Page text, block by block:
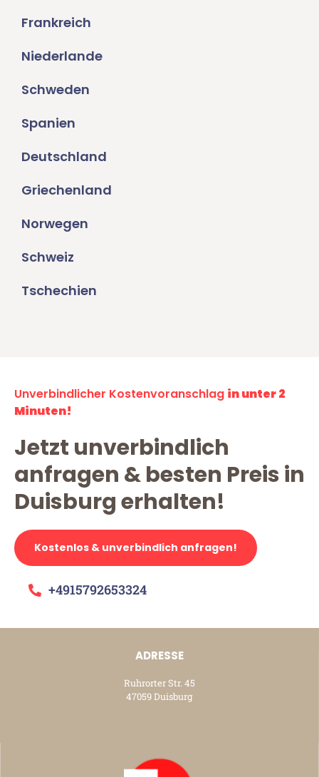
Frankreich
Niederlande
Schweden
Spanien
Deutschland
Griechenland
Norwegen
Schweiz
Tschechien
Unverbindlicher Kostenvoranschlag in unter 2
Minuten!
Jetzt unverbindlich
anfragen & besten Preis in
Duisburg erhalten!
Kostenlos & unverbindlich anfragen!
+4915792653324
ADRESSE
Ruhrorter Str. 45
47059 Duisburg